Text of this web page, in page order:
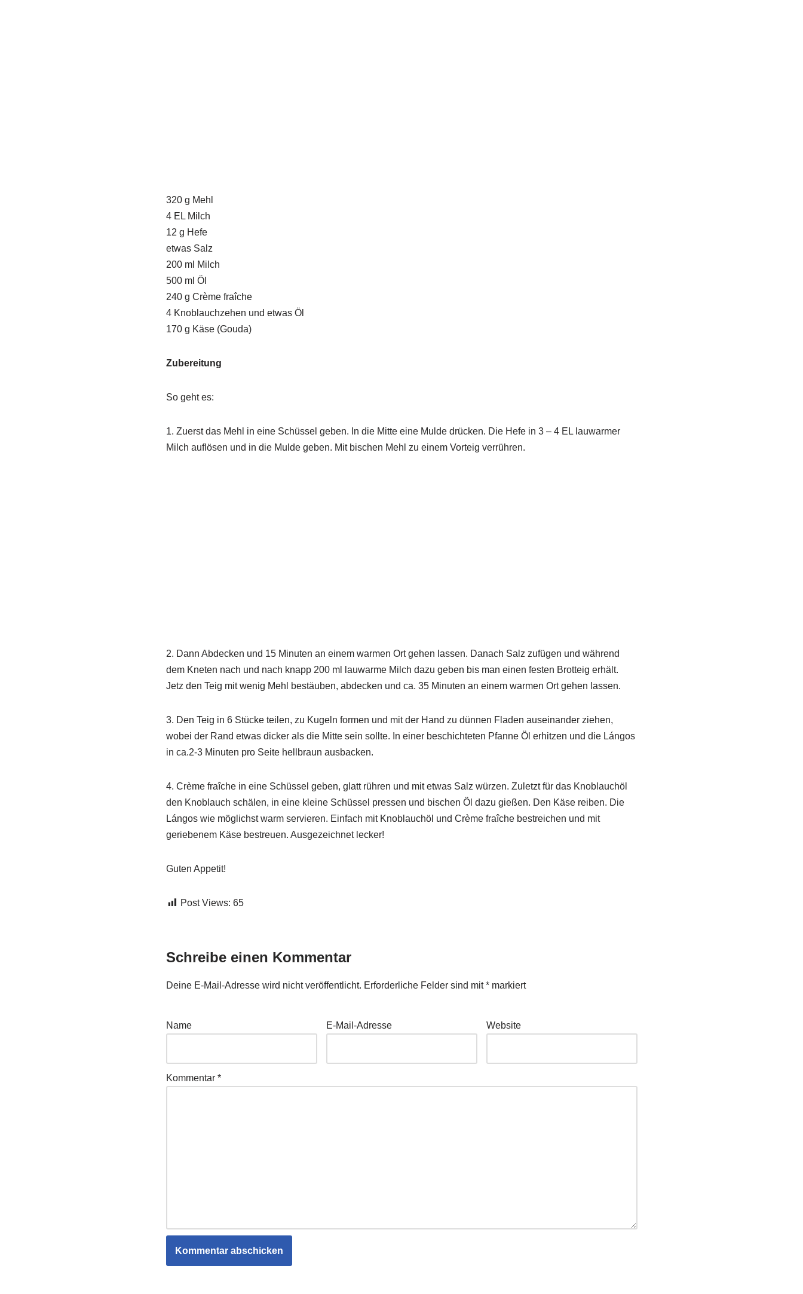
320 g Mehl
4 EL Milch
12 g Hefe
etwas Salz
200 ml Milch
500 ml Öl
240 g Crème fraîche
4 Knoblauchzehen und etwas Öl
170 g Käse (Gouda)
Zubereitung
So geht es:
1. Zuerst das Mehl in eine Schüssel geben. In die Mitte eine Mulde drücken. Die Hefe in 3 – 4 EL lauwarmer
Milch auflösen und in die Mulde geben. Mit bischen Mehl zu einem Vorteig verrühren.
2. Dann Abdecken und 15 Minuten an einem warmen Ort gehen lassen. Danach Salz zufügen und während
dem Kneten nach und nach knapp 200 ml lauwarme Milch dazu geben bis man einen festen Brotteig erhält.
Jetz den Teig mit wenig Mehl bestäuben, abdecken und ca. 35 Minuten an einem warmen Ort gehen lassen.
3. Den Teig in 6 Stücke teilen, zu Kugeln formen und mit der Hand zu dünnen Fladen auseinander ziehen,
wobei der Rand etwas dicker als die Mitte sein sollte. In einer beschichteten Pfanne Öl erhitzen und die Lángos
in ca.2-3 Minuten pro Seite hellbraun ausbacken.
4. Crème fraîche in eine Schüssel geben, glatt rühren und mit etwas Salz würzen. Zuletzt für das Knoblauchöl
den Knoblauch schälen, in eine kleine Schüssel pressen und bischen Öl dazu gießen. Den Käse reiben. Die
Lángos wie möglichst warm servieren. Einfach mit Knoblauchöl und Crème fraîche bestreichen und mit
geriebenem Käse bestreuen. Ausgezeichnet lecker!
Guten Appetit!
Post Views: 65
Schreibe einen Kommentar
Deine E-Mail-Adresse wird nicht veröffentlicht. Erforderliche Felder sind mit*markiert
Name E-Mail-Adresse Website
Kommentar *